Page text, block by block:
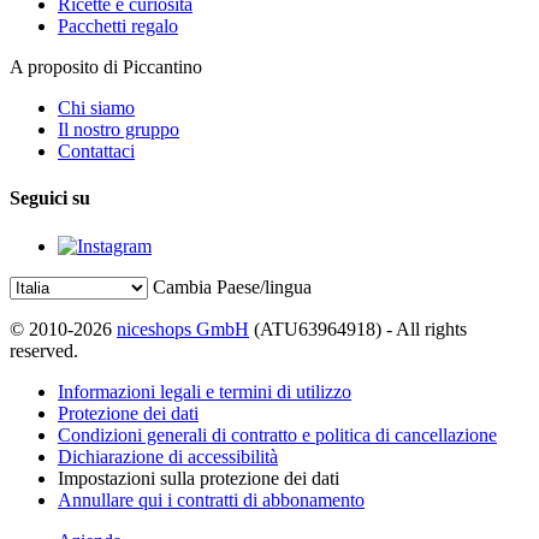
Ricette e curiosità
Pacchetti regalo
A proposito di Piccantino
Chi siamo
Il nostro gruppo
Contattaci
Seguici su
Cambia Paese/lingua
© 2010-2026 niceshops GmbH (ATU63964918) - All rights
reserved.
Informazioni legali e termini di utilizzo
Protezione dei dati
Condizioni generali di contratto e politica di cancellazione
Dichiarazione di accessibilità
Impostazioni sulla protezione dei dati
Annullare qui i contratti di abbonamento